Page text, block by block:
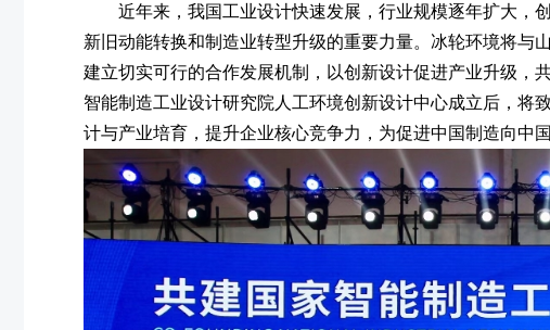
近年来，我国工业设计快速发展，行业规模逐年扩大，
新旧动能转换和制造业转型升级的重要力量。冰轮环境将与
建立切实可行的合作发展机制，以创新设计促进产业升级，
智能制造工业设计研究院人工环境创新设计中心成立后，将
计与产业培育，提升企业核心竞争力，为促进中国制造向中